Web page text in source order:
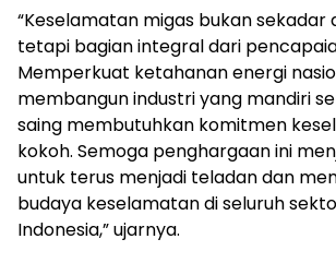
“Keselamatan migas bukan sekadar
tetapi bagian integral dari
Memperkuat ketahanan energi
membangun industri yang mandiri
saing membutuhkan komitmen
kokoh. Semoga penghargaan ini
untuk terus menjadi teladan dan
budaya keselamatan di seluruh
Indonesia,” ujarnya.